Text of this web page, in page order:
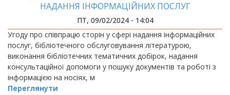
НАДАННЯ ІНФОРМАЦІЙНИХ ПОСЛУГ
ПТ, 09/02/2024 - 14:04
Угоду про співпрацю сторін у сфері надання інформаційних
послуг, бібліотечного обслуговування літературою,
виконання бібліотечних тематичних добірок, надання
консультаційної допомоги у пошуку документів та роботі з
інформацією на носіях, м
Переглянути